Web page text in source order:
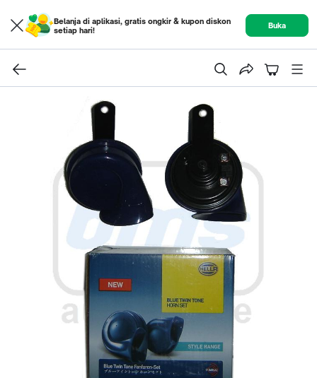
Belanja di aplikasi, gratis ongkir & kupon diskon
setiap hari!
Buka